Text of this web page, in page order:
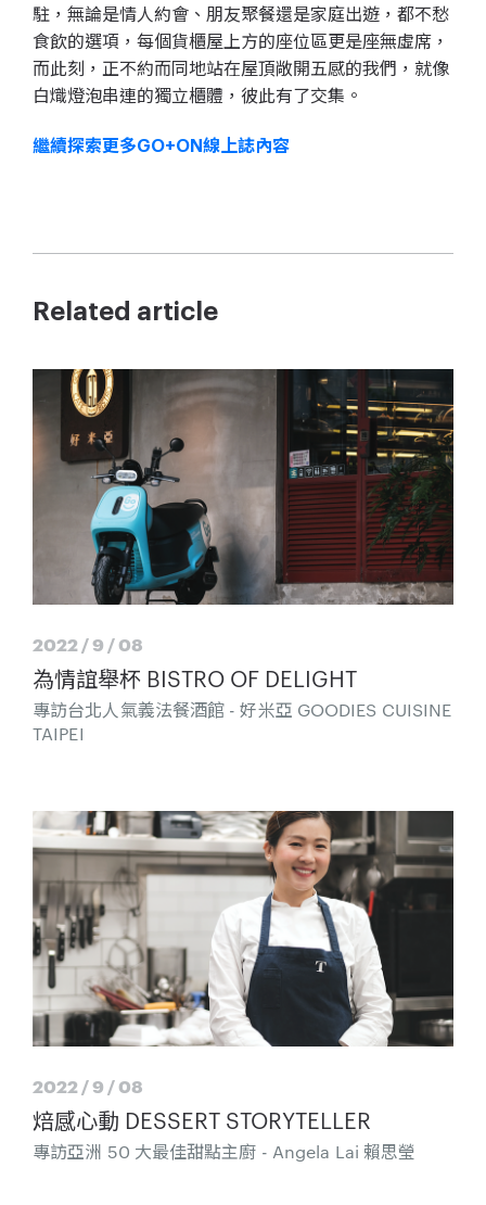
駐，無論是情人約會、朋友聚餐還是家庭出遊，都不愁
食飲的選項，每個貨櫃屋上方的座位區更是座無虛席，
而此刻，正不約而同地站在屋頂敞開五感的我們，就像
白熾燈泡串連的獨立櫃體，彼此有了交集。
繼續探索更多GO+ON線上誌內容
Related article
2022 / 9 / 08
為情誼舉杯 BISTRO OF DELIGHT
專訪台北人氣義法餐酒館 - 好米亞 GOODIES CUISINE
TAIPEI
2022 / 9 / 08
焙感心動 DESSERT STORYTELLER
專訪亞洲 50 大最佳甜點主廚 - Angela Lai 賴思瑩